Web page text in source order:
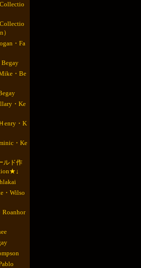
・Fa
・Be
・Ke
enry・K
・Ke
ルド作
・Wilso